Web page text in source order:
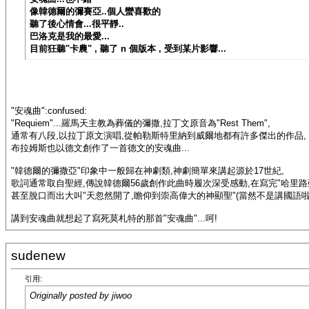
像韓德爾的彌賽亞..個人蠻喜歡的
聽了後心情會...很平靜..
巴洛克是我的最愛...
目前狂聽"卡農" , 聽了 n 個版本 , 受到某片影響...
"安魂曲":confused:
"Requiem"...羅馬天主教為葬儀的彌撒,拉丁文原音為"Rest Them",
通常有八段,以拉丁原文演唱,從帕勒斯特里納到威爾地都有許多傑出的作品,
布拉姆斯也以德文創作了一首德文的安魂曲...
"韓德爾的彌撒亞"印象中一般歸在神劇類,神劇簡單來講起源於17世紀,
歌詞通常取自聖經,傳說韓德爾56歲創作此曲時履次深受感動,在寫完"哈里
甚至脫口而出大叫"天忽然開了,瞻仰到崇高偉大的神顯聖"(當然不是講國語
講到安魂曲就想起了寫死莫札特的那首"安魂曲"...呵!
sudenew
引用:
Originally posted by jiwoo